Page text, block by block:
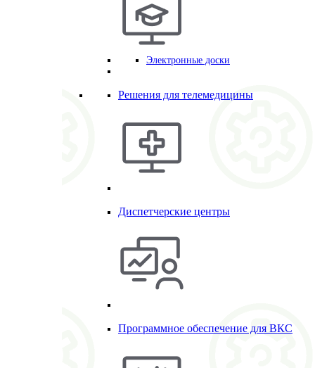
Электронные доски
Решения для телемедицины
Диспетчерские центры
Программное обеспечение для ВКС